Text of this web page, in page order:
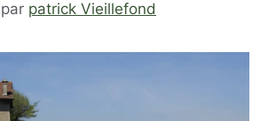
par patrick Vieillefond